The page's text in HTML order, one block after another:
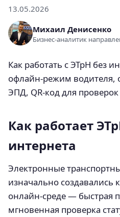
13.05.2026
Михаил Денисенко
Бизнес-аналитик
Как работать с ЭТрН без
офлайн-режим водителя,
ЭПД, QR-код для
Как работает
интернета
Электронные
изначально создавались
онлайн-среде — быстрая
мгновенная проверка